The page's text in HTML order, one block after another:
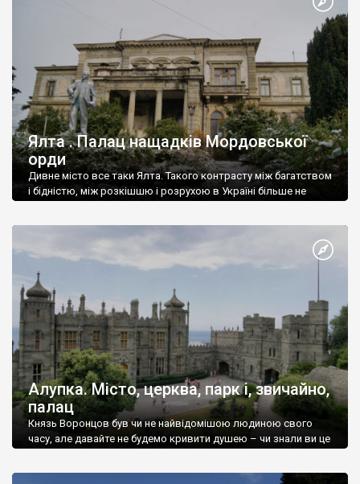
Ялта . Палац нащадків Мордовської
орди
Дивне місто все таки Ялта. Такого контрасту між багатством
і бідністю, між розкішшю і розрухою в Україні більше не
Алупка. Місто, церква, парк і, звичайно,
палац
Князь Воронцов був чи не найвідомішою людиною свого
часу, але давайте не будемо кривити душею – чи знали ви це